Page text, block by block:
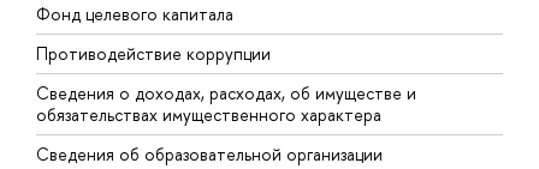
Фонд целевого капитала
Противодействие коррупции
Сведения о доходах, расходах, об имуществе и
обязательствах имущественного характера
Сведения об образовательной организации